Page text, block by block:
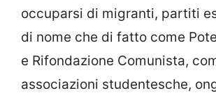
occuparsi di migranti, partiti
di nome che di fatto come
e Rifondazione Comunista,
associazioni studentesche,